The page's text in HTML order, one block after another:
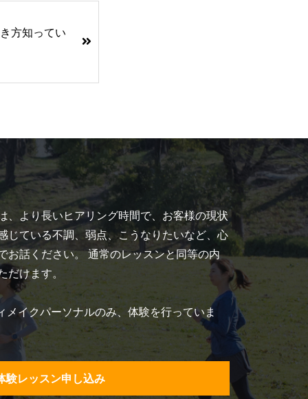
方知ってい
、より長いヒアリング時間で、お客様の現状
じている不調、弱点、こうなりたいなど、心
お話ください。 通常のレッスンと同等の内
けます。
メイクパーソナルのみ、体験を行っていま
レッスン申し込み